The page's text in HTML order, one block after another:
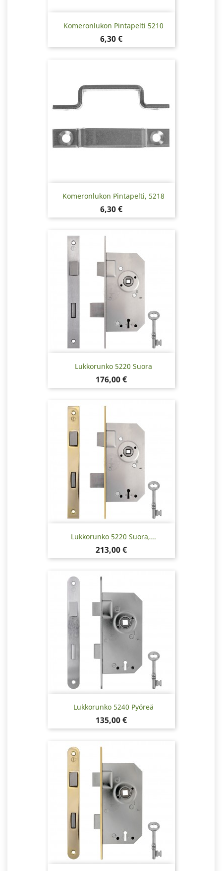
Komeronlukon Pintapelti 5210
Hinta
6,30 €
Komeronlukon Pintapelti, 5218
Hinta
6,30 €
Lukkorunko 5220 Suora
Hinta
176,00 €
Lukkorunko 5220 Suora,...
Hinta
213,00 €
Lukkorunko 5240 Pyöreä
Hinta
135,00 €